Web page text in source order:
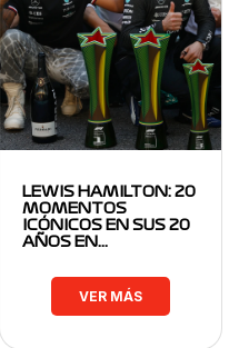
LEWIS HAMILTON: 20
MOMENTOS
ICÓNICOS EN SUS 20
AÑOS EN…
VER MÁS